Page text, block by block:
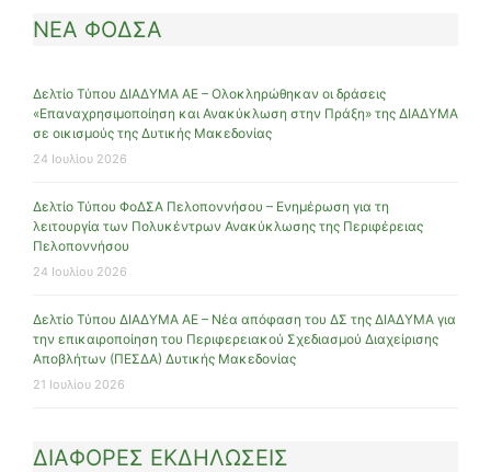
ΝΕΑ ΦΟΔΣΑ
Δελτίο Τύπου ΔΙΑΔΥΜΑ ΑΕ – Ολοκληρώθηκαν οι δράσεις
«Επαναχρησιμοποίηση και Ανακύκλωση στην Πράξη» της ΔΙΑΔΥΜΑ
σε οικισμούς της Δυτικής Μακεδονίας
24 Ιουλίου 2026
Δελτίο Τύπου ΦοΔΣΑ Πελοποννήσου – Ενημέρωση για τη
λειτουργία των Πολυκέντρων Ανακύκλωσης της Περιφέρειας
Πελοποννήσου
24 Ιουλίου 2026
Δελτίο Τύπου ΔΙΑΔΥΜΑ ΑΕ – Νέα απόφαση του ΔΣ της ΔΙΑΔΥΜΑ για
την επικαιροποίηση του Περιφερειακού Σχεδιασμού Διαχείρισης
Αποβλήτων (ΠΕΣΔΑ) Δυτικής Μακεδονίας
21 Ιουλίου 2026
ΔΙΑΦΟΡΕΣ ΕΚΔΗΛΩΣΕΙΣ